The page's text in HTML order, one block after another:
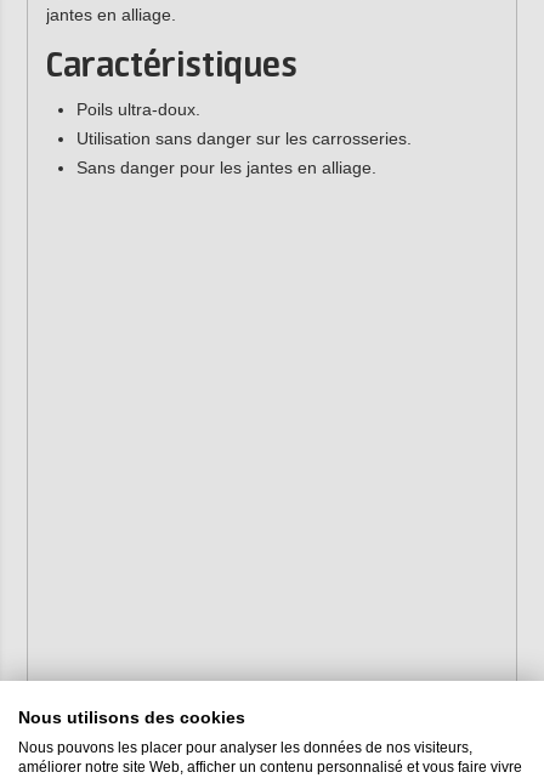
jantes en alliage.
Caractéristiques
Poils ultra-doux.
Utilisation sans danger sur les carrosseries.
Sans danger pour les jantes en alliage.
Nous utilisons des cookies
Nous pouvons les placer pour analyser les données de nos visiteurs,
améliorer notre site Web, afficher un contenu personnalisé et vous faire vivre